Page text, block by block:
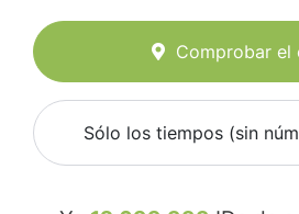
Comprobar el
Sólo los tiempos (sin